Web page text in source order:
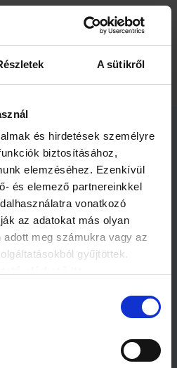
A sütikről
és hirdetések személyre
biztosításához,
elemzéséhez. Ezenkívül
és elemező partnereinkkel
vonatkozó
az adatokat más olyan
meg számukra vagy az
gyűjtöttek.
Először magamat kell